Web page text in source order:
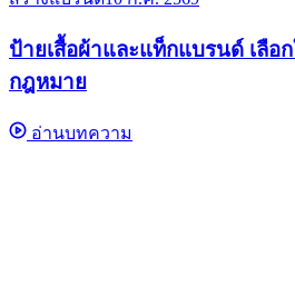
ป้ายเสื้อผ้าและแท็กแบรนด์ เลือ
กฎหมาย
อ่านบทความ